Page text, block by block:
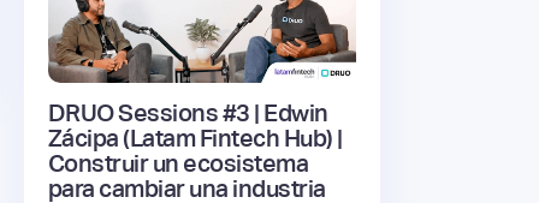
DRUO Sessions #3 | Edwin
Zácipa (Latam Fintech Hub) |
Construir un ecosistema
para cambiar una industria